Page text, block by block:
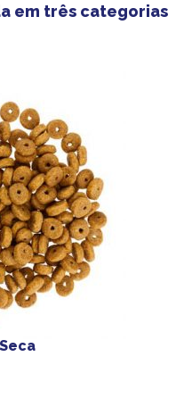
em três categorias